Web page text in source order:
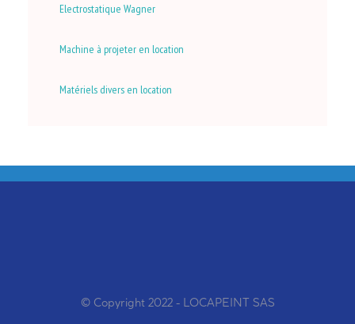
Electrostatique Wagner
Machine à projeter en location
Matériels divers en location
© Copyright 2022 - LOCAPEINT SAS